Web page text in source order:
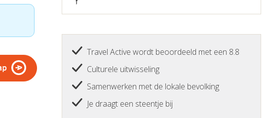
Travel Active wordt beoordeeld met een 8.8
Culturele uitwisseling
Samenwerken met de lokale bevolking
Je draagt een steentje bij